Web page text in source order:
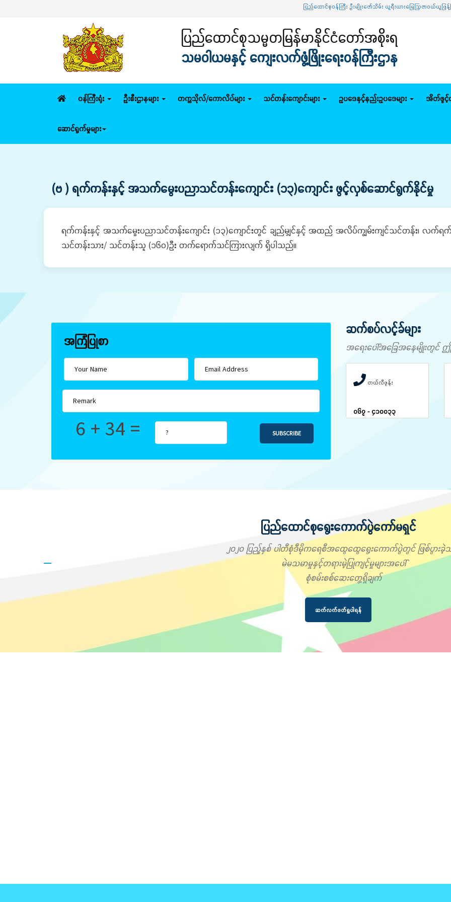
ပြည်ထောင်စုဝန်ကြီး ဦးမျိုးဇော်သိမ်း ယူရီးယားမြေဩဇာဝယ်ယူဖြန့်ဖြူ
ပြည်ထောင်စုသမ္မတမြန်မာနိုင်ငံတော်အစိုးရ
သမဝါယမနှင့် ကျေးလက်ဖွံ့ဖြိုးရေးဝန်ကြီးဌာန
ဝန်ကြီးရုံး ဦးစီးဌာနများ တက္ကသိုလ်/ကောလိပ်များ သင်တန်းကျောင်းများ ဥပဒေနှင့်နည်းဥပဒေများ အိတ်ဖွင့်တ
ဆောင်ရွက်မှုများ
(ဗ ) ရက်ကန်းနှင့် အသက်မွေးပညာသင်တန်းကျောင်း (၁၃)ကျောင်း ဖွင့်လှစ်ဆောင်ရွက်နိုင်မှု
ရက်ကန်းနှင့် အသက်မွေးပညာသင်တန်းကျောင်း (၁၃)ကျောင်းတွင် ချည်မျှင်နှင့် အထည် အလိပ်ကျွမ်းကျင်သင်တန်း၊ လက်ရက်
သင်တန်းသား/ သင်တန်းသူ (၁၆၀)ဦး တက်ရောက်သင်ကြားလျက် ရှိပါသည်။
အကြံပြုစာ
6 + 34 = SUBSCRIBE
ဆက်စပ်လင့်ခ်များ
အရေးပေါ်အခြေအနေမျိုးတွင် ဤ
တယ်လီဖုန်း
၀၆၇ - ၄၁၀၀၃၃
ပြည်ထောင်စုရွေးကောက်ပွဲကော်မရှင်
၂၀၂၀ ပြည့်နှစ် ပါတီစုံဒီမိုကရေစီအထွေထွေရွေးကောက်ပွဲတွင် ဖြစ်ပွား
မဲမသမာမှုနှင့်တရားမဲ့ပြုကျင့်မှုများအပေါ်
စုံစမ်းစစ်ဆေးတွေ့ရှိချက်
ဆက်လက်ဖတ်ရှုပါရန်